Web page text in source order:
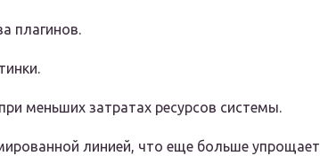
плагинов.
меньших затратах ресурсов системы.
линией, что еще больше упрощает